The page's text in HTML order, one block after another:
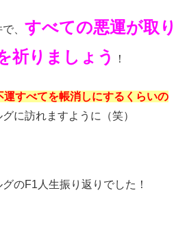
、 すべての悪運が取り
祈りましょう
！
運すべてを帳消しにするくらいの
に訪れますように（笑）
のF1人生振り返りでした！